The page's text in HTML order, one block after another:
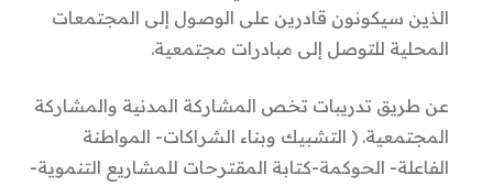
الذين سيكونون قادرين على الوصول إلى المجتمعات
المحلية للتوصل إلى مبادرات مجتمعية.
عن طريق تدريبات تخص المشاركة المدنية والمشاركة
المجتمعية. ( التشبيك وبناء الشراكات- المواطنة
الفاعلة- الحوكمة-كتابة المقترحات للمشاريع التنموية-